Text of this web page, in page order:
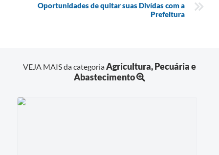
Oportunidades de quitar suas Divídas com a
Prefeitura
VEJA MAIS da categoriaAgricultura, Pecuária e
Abastecimento